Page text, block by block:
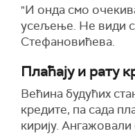
"И онда смо
усељење. Не види
Стефановићева.
Плаћају и рату
Већина будућих
кредите, па сада
кирију. Ангажовали